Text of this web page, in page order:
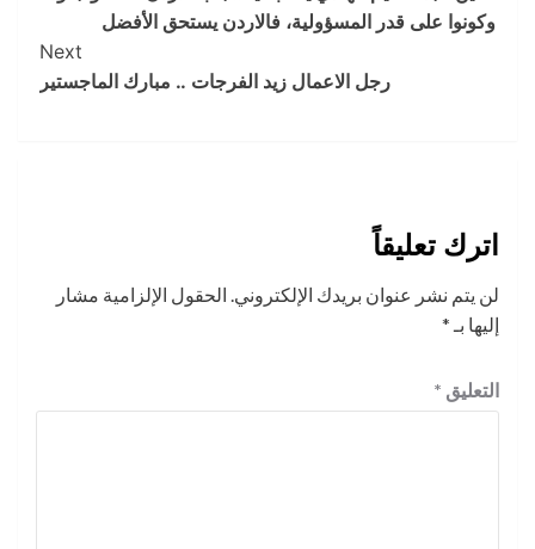
وكونوا على قدر المسؤولية، فالاردن يستحق الأفضل
Next
رجل الاعمال زيد الفرجات .. مبارك الماجستير
اترك تعليقاً
لن يتم نشر عنوان بريدك الإلكتروني. الحقول الإلزامية مشار
إليها بـ *
التعليق *